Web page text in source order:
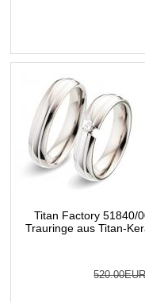
Titan Factory 51840/
Trauringe aus Titan-